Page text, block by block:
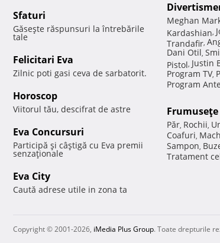
Sfaturi
Găseşte răspunsuri la întrebările
tale
Felicitari Eva
Zilnic poti gasi ceva de sarbatorit.
Horoscop
Viitorul tău, descifrat de astre
Eva Concursuri
Participă şi câştigă cu Eva premii
senzaţionale
Eva City
Caută adrese utile in zona ta
Meghan
Kardashian,
Trandafir,
Dani Otil,
Pistol, Justin
Program TV,
Program
Frumuseţe
Păr, Rochii,
Coafuri,
Sampon,
Tratament
Copyright © 2001-2026, iMedia Plus Group. Toate drepturile